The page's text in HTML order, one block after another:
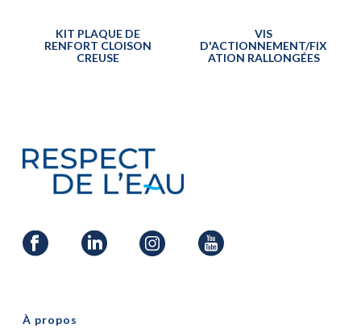
KIT PLAQUE DE
RENFORT CLOISON
CREUSE
VIS
D'ACTIONNEMENT/FIX
ATION RALLONGÉES
À propos